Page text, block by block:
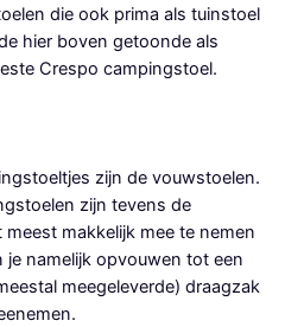
die ook prima als tuinstoel
hier boven getoonde als
Crespo campingstoel.
zijn de vouwstoelen.
zijn tevens de
makkelijk mee te nemen
je namelijk opvouwen tot een
meegeleverde) draagzak